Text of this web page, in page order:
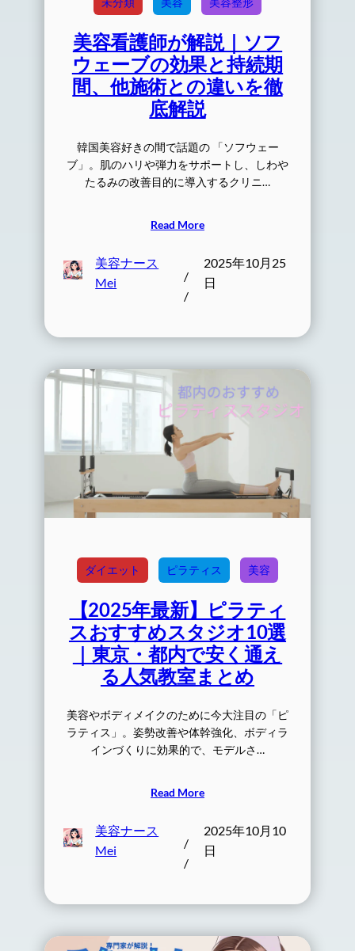
美容看護師が解説｜ソフ
ウェーブの効果と持続期
間、他施術との違いを徹
底解説
韓国美容好きの間で話題の 「ソフウェー
ブ」。肌のハリや弾力をサポートし、しわや
たるみの改善目的に導入するクリニ…
Read More
美容ナース
Mei
/
/
2025年10月25
日
ダイエット ピラティス 美容
【2025年最新】ピラティ
スおすすめスタジオ10選
｜東京・都内で安く通え
る人気教室まとめ
美容やボディメイクのために今大注目の「ピ
ラティス」。姿勢改善や体幹強化、ボディラ
インづくりに効果的で、モデルさ…
Read More
美容ナース
Mei
/
/
2025年10月10
日